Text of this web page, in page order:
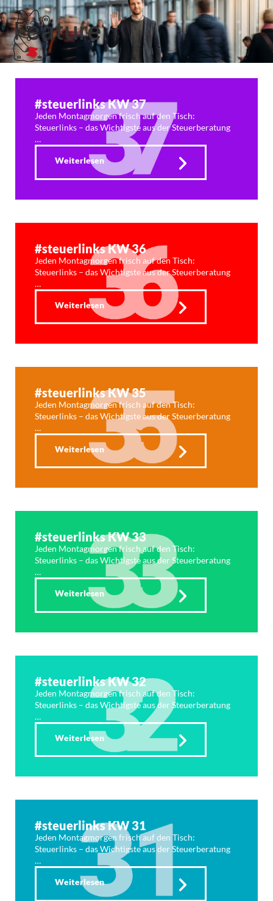
Feature
#steuerlinks KW 37
Jeden Montagmorgen frisch auf den Tisch:
Steuerlinks – das Wichtigste aus der Steuerberatung
…
Weiterlesen
#steuerlinks KW 36
Jeden Montagmorgen frisch auf den Tisch:
Steuerlinks – das Wichtigste aus der Steuerberatung
…
Weiterlesen
#steuerlinks KW 35
Jeden Montagmorgen frisch auf den Tisch:
Steuerlinks – das Wichtigste aus der Steuerberatung
…
Weiterlesen
#steuerlinks KW 33
Jeden Montagmorgen frisch auf den Tisch:
Steuerlinks – das Wichtigste aus der Steuerberatung
…
Weiterlesen
#steuerlinks KW 32
Jeden Montagmorgen frisch auf den Tisch:
Steuerlinks – das Wichtigste aus der Steuerberatung
…
Weiterlesen
#steuerlinks KW 31
Jeden Montagmorgen frisch auf den Tisch:
Steuerlinks – das Wichtigste aus der Steuerberatung
…
Weiterlesen